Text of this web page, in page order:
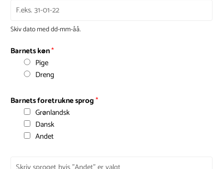
Skiv dato med dd-mm-åå.
Barnets køn*
Pige
Dreng
Barnets foretrukne sprog*
Grønlandsk
Dansk
Andet